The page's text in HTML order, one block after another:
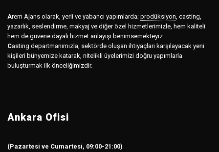
Arem Ajans olarak, yerli ve yabancı yapımlarda; prodüksiyon, casting,
yazarlık, seslendirme, makyaj ve diğer özel hizmetlerimizle, hem kaliteli
hem de güvene dayalı hizmet anlayışı benimsemekteyiz.
Casting departmanımızla, sektörde oluşan ihtiyaçları karşılayacak yeni
kişileri bünyemize katarak, nitelikli üyelerimizi doğru yapımlarla
buluşturmak ilk önceliğimizdir.
Ankara Ofisi
(Pazartesi ve Cumartesi, 09:00-21:00)